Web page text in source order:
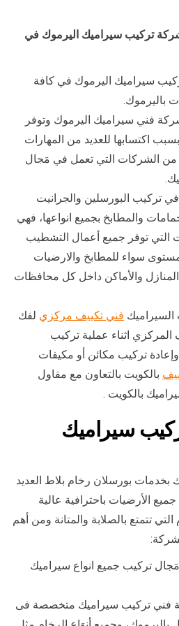
تركيب سيراميك اليرموك في
سيراميك اليرموك في كافة
باليرموك.
فني سيراميك اليرموك وتوفر
اكتسابها للعديد من المهارات
من الشركات التي تعمل في مَجال
في تركيب البورسلين والجرانيت
والمطابخ بجميع انواعها، فهي
التي توفر جميع أعمال التشطيب
سواء للمطابخ والارضيات
والأماكن داخل كل محافظات
فني تكييف مركزي لفك
اثناء عملية تركيب
تركيب مكائن أو مكيفات
بالكويت بالتعاون مع مقاول
بالكويت .
سيراميك
بخدمات بورسلان رخام بلاط العديد
الأرضيات باحترافية عالية
تتمتع بالصلابة والمتانة ومن أهم
تركيب جميع انواع سيراميك
فني تركيب سيراميك متخصصة فى